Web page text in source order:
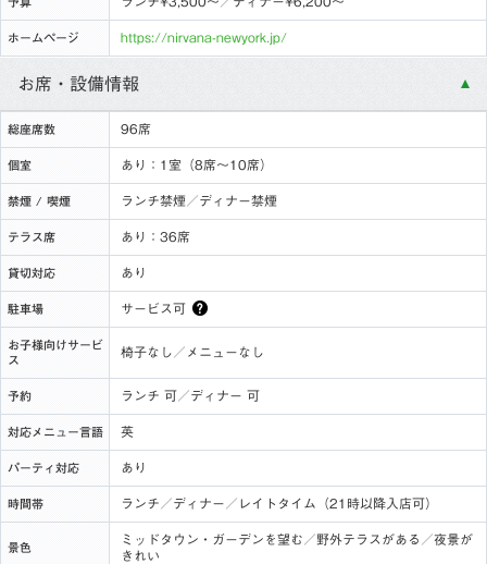
ホームページ https://nirvana-newyork.jp/
お席・設備情報
総座席数 96席
個室 あり：1室（8席～10席）
禁煙 / 喫煙 ランチ禁煙／ディナー禁煙
テラス席 あり：36席
貸切対応 あり
駐車場 サービス可
お子様向けサービ
ス
椅子なし／メニューなし
予約 ランチ 可／ディナー 可
対応メニュー言語 英
パーティ対応 あり
時間帯 ランチ／ディナー／レイトタイム（21時以降入店可）
景色
ミッドタウン・ガーデンを望む／野外テラスがある／夜景が
きれい